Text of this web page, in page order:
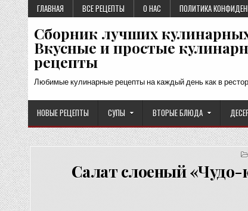
Перейти
к
содержимому
ГЛАВНАЯ ВСЕ РЕЦЕПТЫ О НАС ПОЛИТИКА
Сборник лучших
Вкусные и простые
рецепты
Любимые кулинарные рецепты на каждый день как в
НОВЫЕ РЕЦЕПТЫ СУПЫ ВТОРЫЕ БЛЮДА
Салат слоеный